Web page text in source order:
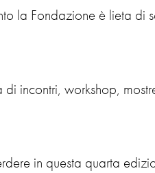
la Fondazione è lieta di
incontri, workshop,
in questa quarta